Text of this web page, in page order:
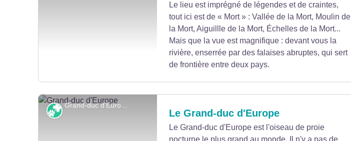
Voir l'image en plein écran
Le lieu est imprégné de légendes et de craintes,
tout ici est de « Mort » : Vallée de la Mort, Moulin de
la Mort, Aiguillle de la Mort, Échelles de la Mort...
Mais que la vue est magnifique : devant vous la
rivière, enserrée par des falaises abruptes, qui sert
de frontière entre deux pays.
Faune et flore Le Grand-duc d'Europe
Le Grand-duc d'Europe est l'oiseau de proie
nocturne le plus grand au monde. Il n'y a pas de